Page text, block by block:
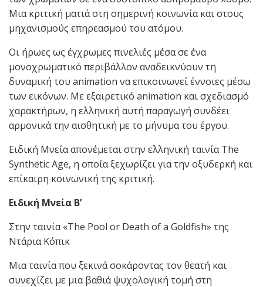
Μια κριτική ματιά στη σημερινή κοινωνία και στους
μηχανισμούς επηρεασμού του ατόμου.
Οι ήρωες ως έγχρωμες πινελιές μέσα σε ένα
μονοχρωματικό περιβάλλον αναδεικνύουν τη
δυναμική του animation να επικοινωνεί έννοιες μέσω
των εικόνων. Με εξαιρετικό animation και σχεδιασμό
χαρακτήρων, η ελληνική αυτή παραγωγή συνδέει
αρμονικά την αισθητική με το μήνυμα του έργου.
Ειδική Μνεία απονέμεται στην ελληνική ταινία The
Synthetic Age, η οποία ξεχωρίζει για την οξυδερκή και
επίκαιρη κοινωνική της κριτική.
Ειδική Μνεία Β’
Στην ταινία «The Pool or Death of a Goldfish» της
Ντάρια Κόπικ
Μια ταινία που ξεκινά σοκάροντας τον θεατή και
συνεχίζει με μια βαθιά ψυχολογική τομή στη